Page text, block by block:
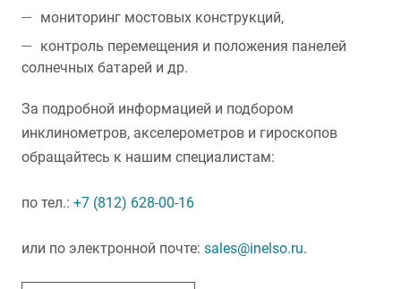
мониторинг мостовых конструкций,
контроль перемещения и положения панелей
солнечных батарей и др.
За подробной информацией и подбором
инклинометров, акселерометров и гироскопов
обращайтесь к нашим специалистам:
по тел.: +7 (812) 628-00-16
или по электронной почте: sales@inelso.ru.